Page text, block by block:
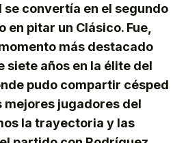
convertía en el segundo
pitar un Clásico. Fue,
más destacado
siete años en la élite del
pudo compartir césped
mejores jugadores del
la trayectoria y las